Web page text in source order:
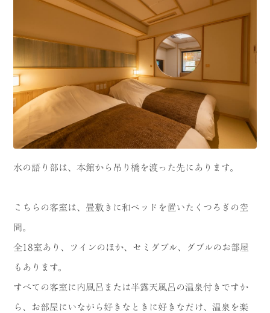
水の語り部は、本館から吊り橋を渡った先にあります。
こちらの客室は、畳敷きに和ベッドを置いたくつろぎの空
間。
全18室あり、ツインのほか、セミダブル、ダブルのお部屋
もあります。
すべての客室に内風呂または半露天風呂の温泉付きですか
ら、お部屋にいながら好きなときに好きなだけ、温泉を楽